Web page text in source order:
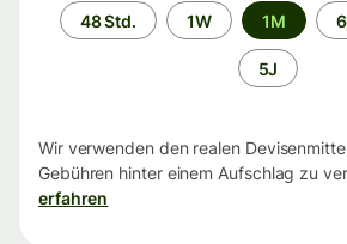
Zeitraum
48 Std. 1W 1M
5J
Wir verwenden den realen
Gebühren hinter einem Aufschlag zu
erfahren